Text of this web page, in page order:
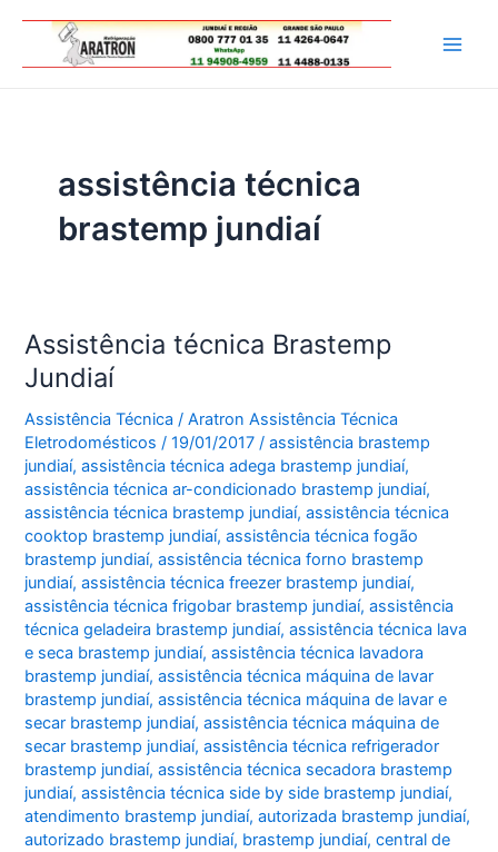
assistência técnica
brastemp jundiaí
Assistência técnica Brastemp
Jundiaí
Assistência Técnica /Aratron Assistência Técnica
Eletrodomésticos/19/01/2017/assistência brastemp
jundiaí,assistência técnica adega brastemp jundiaí,
assistência técnica ar-condicionado brastemp jundiaí,
assistência técnica brastemp jundiaí,assistência técnica
cooktop brastemp jundiaí,assistência técnica fogão
brastemp jundiaí,assistência técnica forno brastemp
jundiaí,assistência técnica freezer brastemp jundiaí,
assistência técnica frigobar brastemp jundiaí,assistência
técnica geladeira brastemp jundiaí,assistência técnica lava
e seca brastemp jundiaí,assistência técnica lavadora
brastemp jundiaí,assistência técnica máquina de lavar
brastemp jundiaí,assistência técnica máquina de lavar e
secar brastemp jundiaí,assistência técnica máquina de
secar brastemp jundiaí,assistência técnica refrigerador
brastemp jundiaí,assistência técnica secadora brastemp
jundiaí,assistência técnica side by side brastemp jundiaí,
atendimento brastemp jundiaí,autorizada brastemp jundiaí,
autorizado brastemp jundiaí, brastemp jundiaí,central de